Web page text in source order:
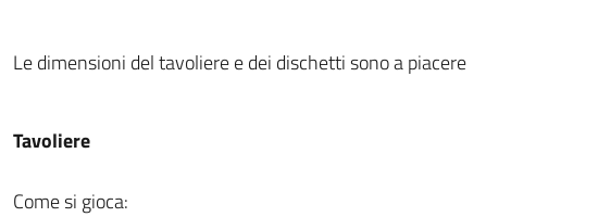
Le dimensioni del tavoliere e dei dischetti sono a piacere
Tavoliere
Come si gioca: